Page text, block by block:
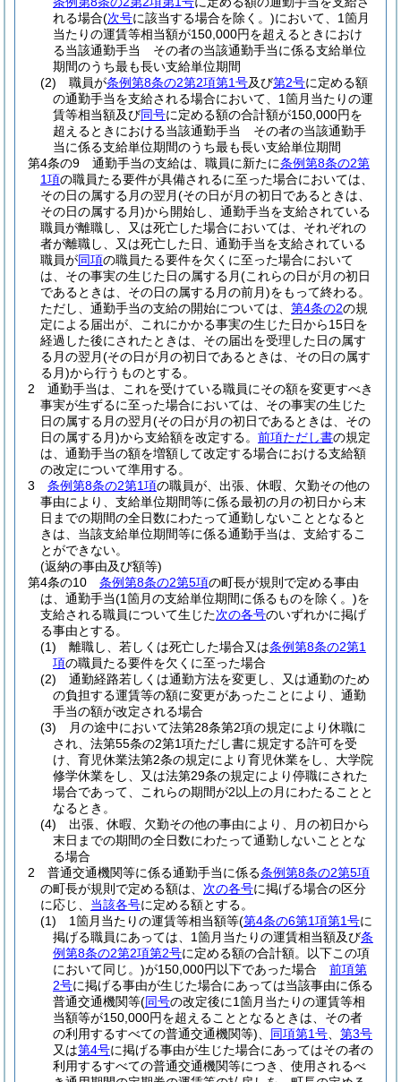
れる場合(次号に該当する場合を除く。)において、1箇月
当たりの運賃等相当額が150,000円を超えるときにおけ
る当該通勤手当 その者の当該通勤手当に係る支給単位
期間のうち最も長い支給単位期間
(2)
職員が条例第8条の2第2項第1号及び第2号に定める額
の通勤手当を支給される場合において、1箇月当たりの運
賃等相当額及び同号に定める額の合計額が150,000円を
超えるときにおける当該通勤手当 その者の当該通勤手
当に係る支給単位期間のうち最も長い支給単位期間
第4条の9
通勤手当の支給は、職員に新たに条例第8条の2第
1項の職員たる要件が具備されるに至った場合においては、
その日の属する月の翌月(その日が月の初日であるときは、
その日の属する月)から開始し、通勤手当を支給されている
職員が離職し、又は死亡した場合においては、それぞれの
者が離職し、又は死亡した日、通勤手当を支給されている
職員が同項の職員たる要件を欠くに至った場合において
は、その事実の生じた日の属する月(これらの日が月の初日
であるときは、その日の属する月の前月)をもって終わる。
ただし、通勤手当の支給の開始については、 第4条の2の規
定による届出が、これにかかる事実の生じた日から15日を
経過した後にされたときは、その届出を受理した日の属す
る月の翌月(その日が月の初日であるときは、その日の属す
る月)から行うものとする。
2
通勤手当は、これを受けている職員にその額を変更すべき
事実が生ずるに至った場合においては、その事実の生じた
日の属する月の翌月(その日が月の初日であるときは、その
日の属する月)から支給額を改定する。 前項ただし書の規定
は、通勤手当の額を増額して改定する場合における支給額
の改定について準用する。
3
条例第8条の2第1項の職員が、出張、休暇、欠勤その他の
事由により、支給単位期間等に係る最初の月の初日から末
日までの期間の全日数にわたって通勤しないこととなると
きは、当該支給単位期間等に係る通勤手当は、支給するこ
とができない。
(返納の事由及び額等)
第4条の10
条例第8条の2第5項の町長が規則で定める事由
は、通勤手当(1箇月の支給単位期間に係るものを除く。)を
支給される職員について生じた次の各号のいずれかに掲げ
る事由とする。
(1)
離職し、若しくは死亡した場合又は条例第8条の2第1
項の職員たる要件を欠くに至った場合
(2)
通勤経路若しくは通勤方法を変更し、又は通勤のため
の負担する運賃等の額に変更があったことにより、通勤
手当の額が改定される場合
(3)
月の途中において法第28条第2項の規定により休職に
され、法第55条の2第1項ただし書に規定する許可を受
け、育児休業法第2条の規定により育児休業をし、大学院
修学休業をし、又は法第29条の規定により停職にされた
場合であって、これらの期間が2以上の月にわたることと
なるとき。
(4)
出張、休暇、欠勤その他の事由により、月の初日から
末日までの期間の全日数にわたって通勤しないこととな
る場合
2
普通交通機関等に係る通勤手当に係る条例第8条の2第5項
の町長が規則で定める額は、 次の各号に掲げる場合の区分
に応じ、 当該各号に定める額とする。
(1)
1箇月当たりの運賃等相当額等(第4条の6第1項第1号に
掲げる職員にあっては、1箇月当たりの運賃相当額及び条
例第8条の2第2項第2号に定める額の合計額。以下この項
において同じ。)が150,000円以下であった場合 前項第
2号に掲げる事由が生じた場合にあっては当該事由に係る
普通交通機関等(同号の改定後に1箇月当たりの運賃等相
当額等が150,000円を超えることとなるときは、その者
の利用するすべての普通交通機関等)
同項第1号
第3号
又は第4号に掲げる事由が生じた場合にあってはその者の
利用するすべての普通交通機関等につき、使用されるべ